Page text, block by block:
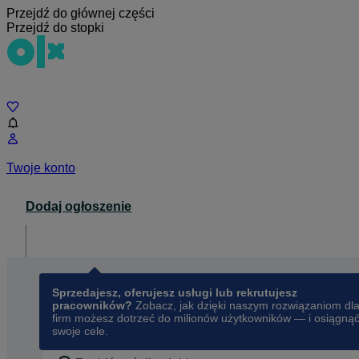
Przejdź do głównej części
Przejdź do stopki
Twoje konto
Dodaj ogłoszenie
Sprzedajesz, oferujesz usługi lub rekrutujesz
pracowników? Zobacz, jak dzięki naszym rozwiązaniom dla
firm możesz dotrzeć do milionów użytkowników — i osiągnąć
swoje cele.